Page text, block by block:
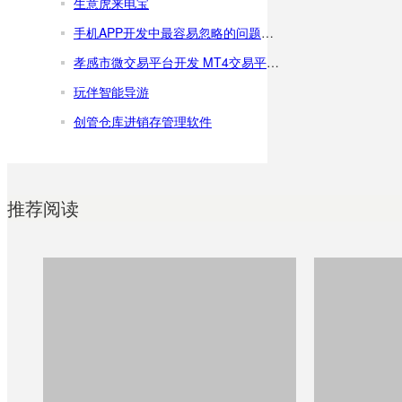
手机APP开发中最容易忽略的问题有哪些？
孝感市微交易平台开发 MT4交易平台搭建
玩伴智能导游
创管仓库进销存管理软件
推荐阅读